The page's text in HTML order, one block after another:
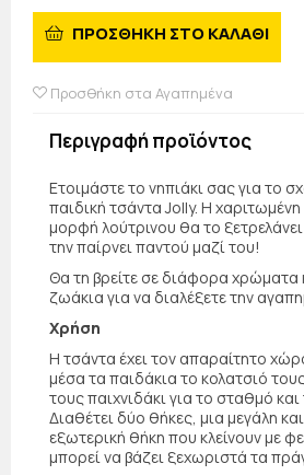
ΠΡΟΣΘΗΚΗ ΣΤΟ ΚΑΛΑΘΙ
Προσθήκη στα Αγαπημένα
Περιγραφή προϊόντος
Ετοιμάστε το νηπιάκι σας για το
παιδική τσάντα Jolly. Η
μορφή λούτρινου θα το
την παίρνει παντού μαζί του!
Θα τη βρείτε σε διάφορα χρώματα
ζωάκια για να διαλέξετε την
Χρήση
Η τσάντα έχει τον απαραίτητο
μέσα τα παιδάκια το κολατσιό
τους παιχνιδάκι για το σταθμό και
Διαθέτει δύο θήκες, μια μεγάλη
εξωτερική θήκη που κλείνουν με
μπορεί να βάζει ξεχωριστά τα